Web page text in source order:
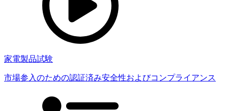
家電製品試験
市場参入のための認証済み安全性およびコンプライアンス